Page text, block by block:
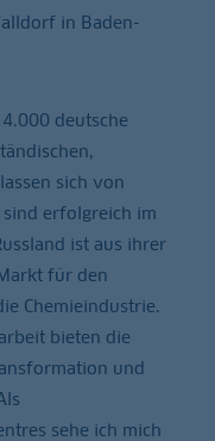
in Baden-
deutsche
sich von
erfolgreich im
ist aus ihrer
für den
Chemieindustrie.
bieten die
und
sehe ich mich